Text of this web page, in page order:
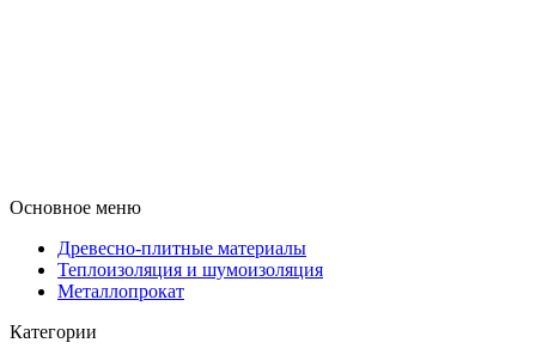
Основное меню
Древесно-плитные материалы
Теплоизоляция и шумоизоляция
Металлопрокат
Категории